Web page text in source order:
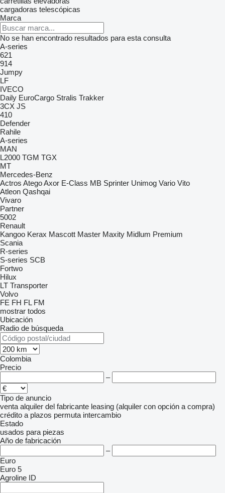
cargadoras telescópicas
Marca
No se han encontrado resultados para esta consulta
A-series
621
914
Jumpy
LF
IVECO
Daily EuroCargo Stralis Trakker
3CX JS
410
Defender
Rahile
A-series
MAN
L2000 TGM TGX
MT
Mercedes-Benz
Actros AtegoAxor E-Class MB Sprinter Unimog Vario Vito
Atleon Qashqai
Vivaro
Partner
5002
Renault
Kangoo Kerax Mascott Master Maxity Midlum Premium
Scania
R-series
S-series SCB
Fortwo
Hilux
LT Transporter
Volvo
FE FH FL FM
mostrar todos
Ubicación
Radio de búsqueda
Colombia
Precio
–
Tipo de anuncio
venta alquiler del fabricante leasing (alquiler con opción a compra)
crédito a plazos permuta intercambio
Estado
usados para piezas
Año de fabricación
–
Euro
Euro 5
Agroline ID